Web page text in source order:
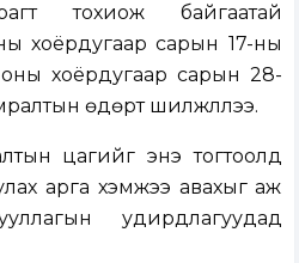
тохиож байгаатай
хоёрдугаар сарын 17-ны
хоёрдугаар сарын 28-
өдөрт шилжүүллээ.
цагийг энэ тогтоолд
арга хэмжээ авахыг аж
удирдлагуудад